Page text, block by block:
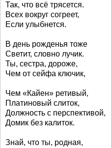
Так, что всё трясется.
Всех вокруг согреет,
Если улыбнется.
В день рожденья тоже
Светит, словно лучик.
Ты, сестра, дороже,
Чем от сейфа ключик,
Чем «Кайен» ретивый,
Платиновый слиток,
Должность с перспективой,
Домик без калиток.
Знай, что ты, родная,